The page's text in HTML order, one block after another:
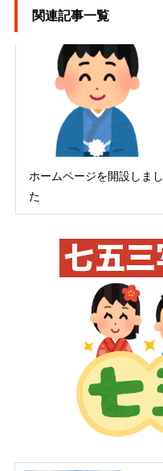
関連記事一覧
ホームページを開設しまし
た